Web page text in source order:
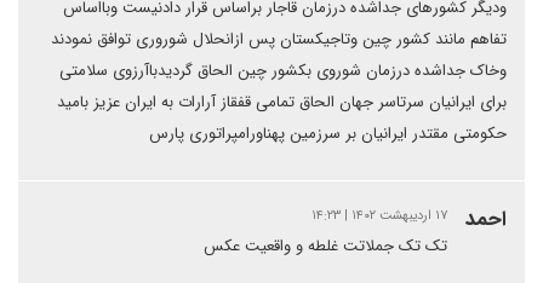
ودیگر کشورهای جداشده درزمان قاجار براساس قرار دادنیست وبااساس
تفاهم مانند کشور چین وتاجیکستان پس ازانحلال شوروری توافق نمودند
وخاک جداشده درزمان شوروی بکشور چین الحاق گردیدباآرزوی سلامتی
برای ایرانیان سرتاسر جهان الحاق تمامی قفقاز آرارات به ایران عزیز بامید
حکومتی مقتدر ایرانیان بر سرزمین پهناورامپراتوری پارس
احمد ۱۷ اردیبهشت ۱۴۰۲ | ۱۴:۲۳
تک تک جملاتت غلطه و واقعیت عکس